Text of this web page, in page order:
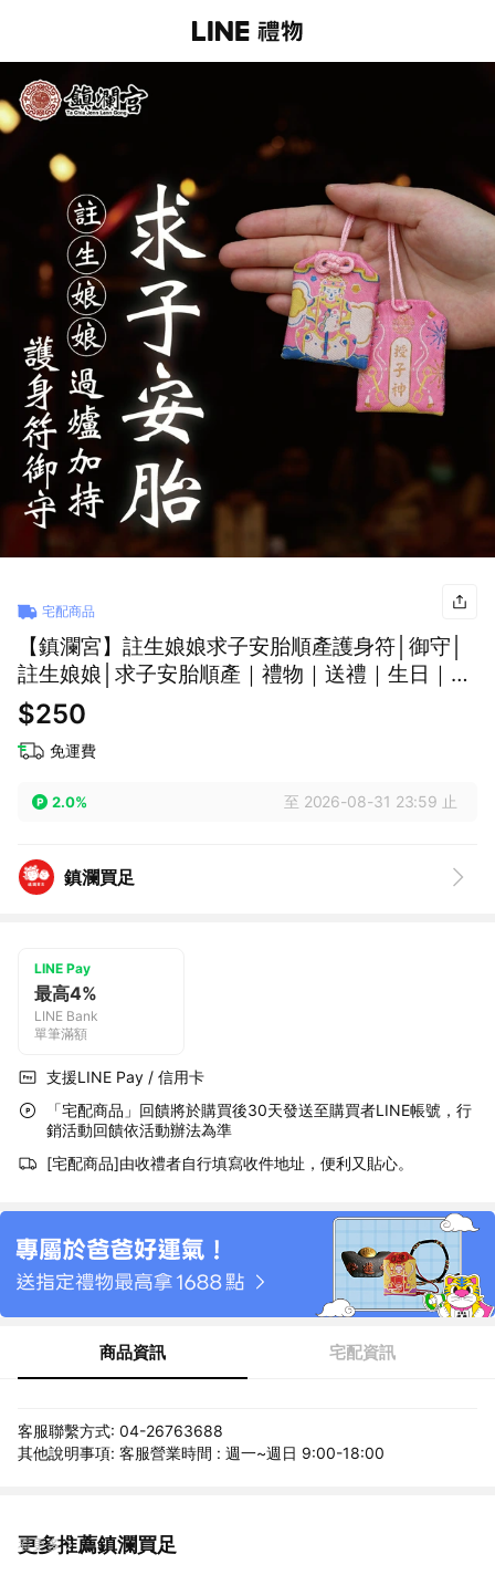
宅配商品
【鎮瀾宮】註生娘娘求子安胎順產護身符│御守│
註生娘娘│求子安胎順產｜禮物｜送禮｜生日｜生
日禮物｜交換禮物
$250
免運費
2.0% 至 2026-08-31 23:59 止
鎮瀾買足
LINE Pay
最高4%
LINE Bank
單筆滿額
支援LINE Pay / 信用卡
「宅配商品」回饋將於購買後30天發送至購買者LINE帳號，行
銷活動回饋依活動辦法為準
[宅配商品]由收禮者自行填寫收件地址，便利又貼心。
商品資訊 宅配資訊
客服聯繫方式: 04-26763688
其他說明事項: 客服營業時間 : 週一~週日 9:00-18:00
更多推薦鎮瀾買足
看更多